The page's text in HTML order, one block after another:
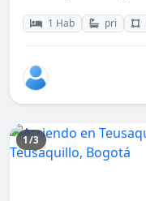
1 Hab pri
1/3